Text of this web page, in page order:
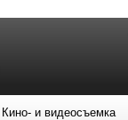
Кино- и видеосъемка